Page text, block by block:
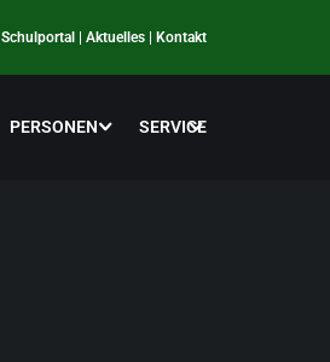
Schulportal Aktuelles Kontakt
PERSONEN SERVICE